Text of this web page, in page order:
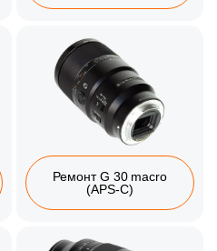
Ремонт G 30 macro
(APS‑C)